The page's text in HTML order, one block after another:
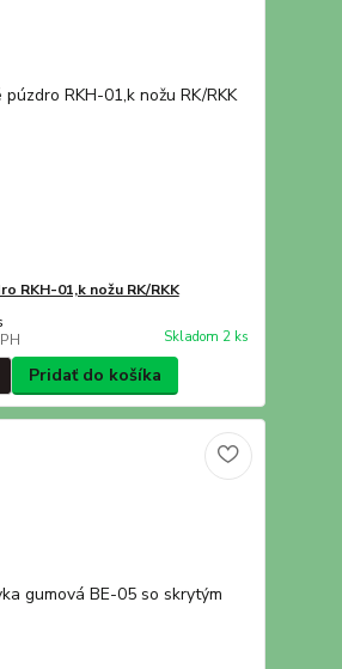
RKH-01,k nožu RK/RKK
Skladom 2 ks
Pridať do košíka